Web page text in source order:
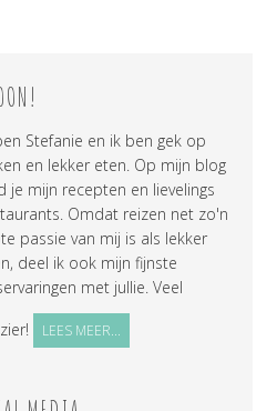
Stefanie en ik ben gek op
en lekker eten. Op mijn blog
je mijn recepten en lievelings
Omdat reizen net zo'n
passie van mij is als lekker
deel ik ook mijn fijnste
met jullie. Veel
LEES MEER...